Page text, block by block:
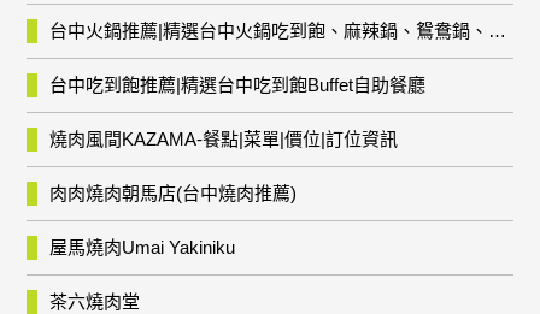
台中火鍋推薦|精選台中火鍋吃到飽、麻辣鍋、鴛鴦鍋、石頭火鍋、酸菜白肉鍋、海鮮鍋、燒酒雞、麻油雞、壽喜燒等熱門人氣火鍋店!
台中吃到飽推薦|精選台中吃到飽Buffet自助餐廳
燒肉風間KAZAMA-餐點|菜單|價位|訂位資訊
肉肉燒肉朝馬店(台中燒肉推薦)
屋馬燒肉Umai Yakiniku
茶六燒肉堂